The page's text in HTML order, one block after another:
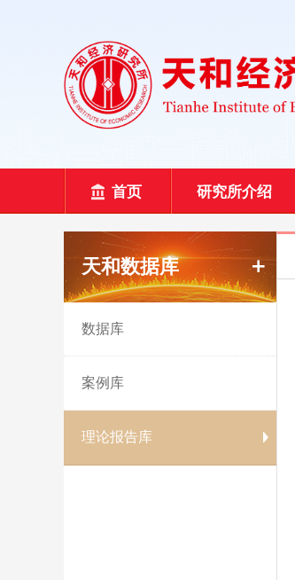
首页 研究所介绍
天和数据库
数据库
案例库
理论报告库